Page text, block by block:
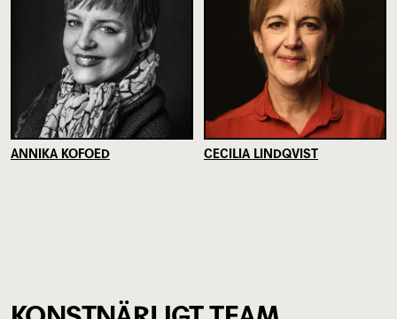
ANNIKA KOFOED CECILIA LINDQVIST